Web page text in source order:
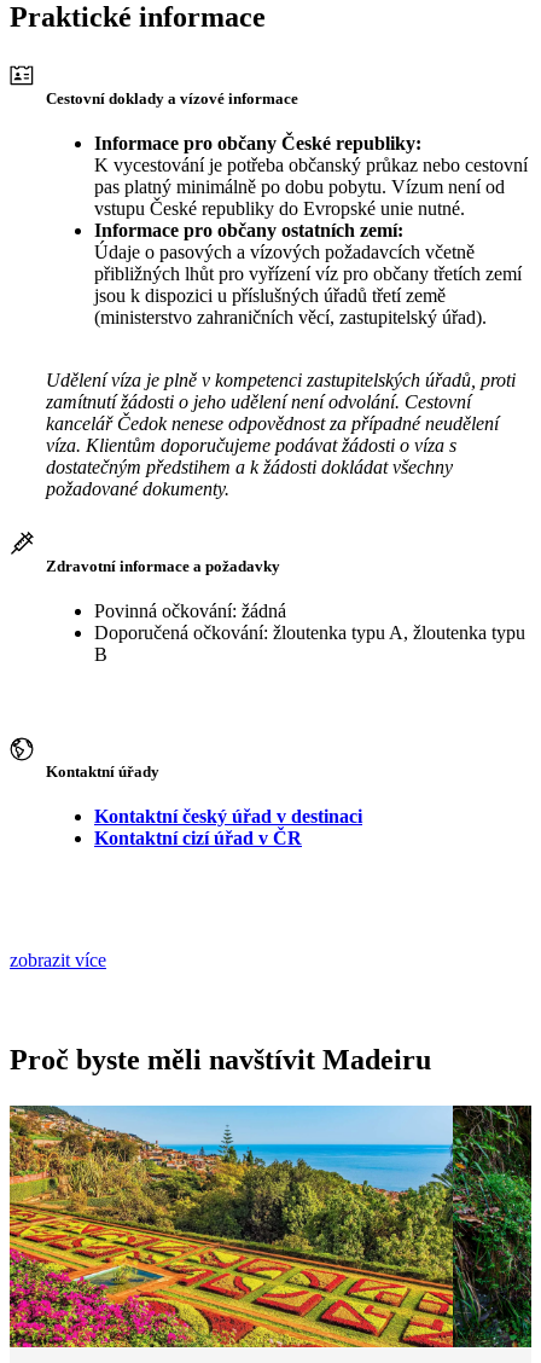
Praktické informace
Cestovní doklady a vízové informace
Informace pro občany České republiky:
K vycestování je potřeba občanský průkaz nebo cestovní
pas platný minimálně po dobu pobytu. Vízum není od
vstupu České republiky do Evropské unie nutné.
Informace pro občany ostatních zemí:
Údaje o pasových a vízových požadavcích včetně
přibližných lhůt pro vyřízení víz pro občany třetích zemí
jsou k dispozici u příslušných úřadů třetí země
(ministerstvo zahraničních věcí, zastupitelský úřad).
Udělení víza je plně v kompetenci zastupitelských úřadů, proti
zamítnutí žádosti o jeho udělení není odvolání. Cestovní
kancelář Čedok nenese odpovědnost za případné neudělení
víza. Klientům doporučujeme podávat žádosti o víza s
dostatečným předstihem a k žádosti dokládat všechny
požadované dokumenty.
Zdravotní informace a požadavky
Povinná očkování: žádná
Doporučená očkování: žloutenka typu A, žloutenka typu
B
Kontaktní úřady
Kontaktní český úřad v destinaci
Kontaktní cizí úřad v ČR
zobrazit více
Proč byste měli navštívit Madeiru